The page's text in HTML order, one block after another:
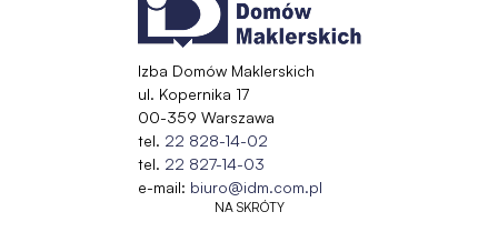
Izba Domów Maklerskich
ul. Kopernika 17
00-359 Warszawa
tel. 22 828-14-02
tel. 22 827-14-03
e-mail: biuro@idm.com.pl
NA SKRÓTY